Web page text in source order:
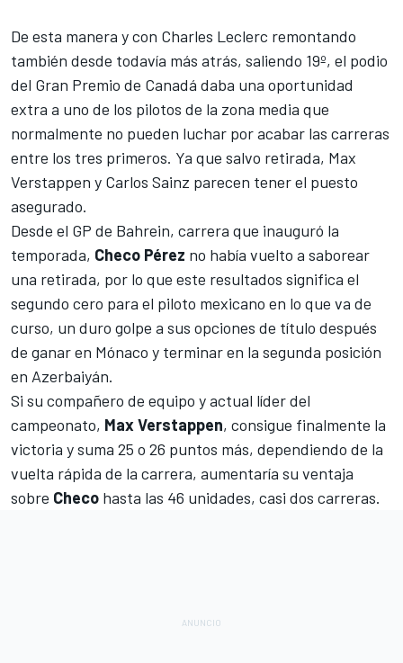
De esta manera y con Charles Leclerc remontando
también desde todavía más atrás, saliendo 19º, el podio
del Gran Premio de Canadá daba una oportunidad
extra a uno de los pilotos de la zona media que
normalmente no pueden luchar por acabar las carreras
entre los tres primeros. Ya que salvo retirada, Max
Verstappen y Carlos Sainz parecen tener el puesto
asegurado.
Desde el GP de Bahrein, carrera que inauguró la
temporada, Checo Pérez no había vuelto a saborear
una retirada, por lo que este resultados significa el
segundo cero para el piloto mexicano en lo que va de
curso, un duro golpe a sus opciones de título después
de ganar en Mónaco y terminar en la segunda posición
en Azerbaiyán.
Si su compañero de equipo y actual líder del
campeonato, Max Verstappen, consigue finalmente la
victoria y suma 25 o 26 puntos más, dependiendo de la
vuelta rápida de la carrera, aumentaría su ventaja
sobre Checo hasta las 46 unidades, casi dos carreras.